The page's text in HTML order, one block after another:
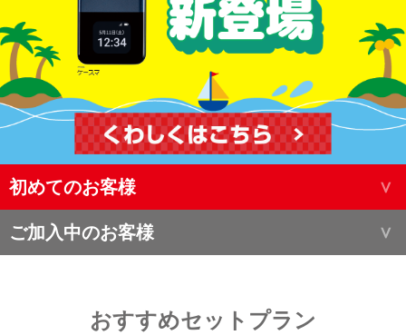
初めてのお客様
ご加入中のお客様
おすすめセットプラン